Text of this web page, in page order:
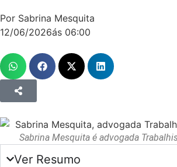
Por Sabrina Mesquita
12/06/2026ás 06:00
Sabrina Mesquita é advogada
Ver Resumo